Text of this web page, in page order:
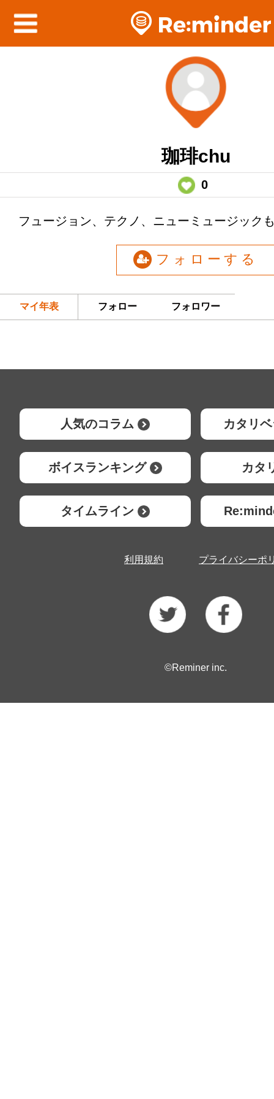
珈琲chu
0
フュージョン、テクノ、ニューミュージック
フォローする
マイ年表 フォロー フォロワー
人気のコラム カタリ
ボイスランキング カタ
タイムライン
利用規約 プライバシーポ
©Reminer inc.